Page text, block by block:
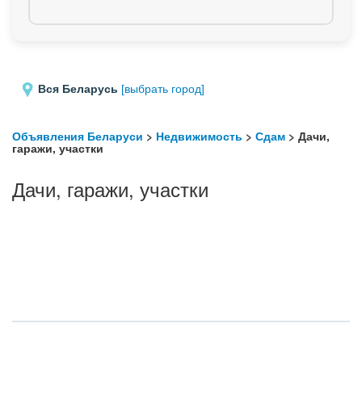
Вся Беларусь [выбрать город]
Объявления Беларуси > Недвижимость > Сдам > Дачи,
гаражи, участки
Дачи, гаражи, участки